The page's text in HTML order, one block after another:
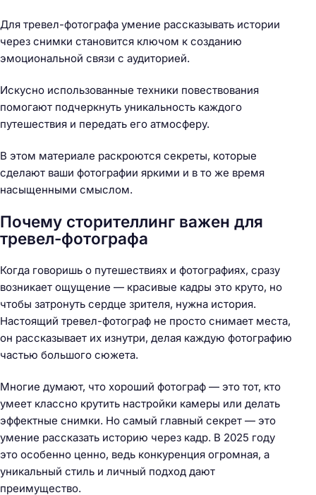
Для тревел-фотографа умение рассказывать истории
через снимки становится ключом к созданию
эмоциональной связи с аудиторией.
Искусно использованные техники повествования
помогают подчеркнуть уникальность каждого
путешествия и передать его атмосферу.
В этом материале раскроются секреты, которые
сделают ваши фотографии яркими и в то же время
насыщенными смыслом.
Почему сторителлинг важен для
тревел-фотографа
Когда говоришь о путешествиях и фотографиях, сразу
возникает ощущение — красивые кадры это круто, но
чтобы затронуть сердце зрителя, нужна история.
Настоящий тревел-фотограф не просто снимает места,
он рассказывает их изнутри, делая каждую фотографию
частью большого сюжета.
Многие думают, что хороший фотограф — это тот, кто
умеет классно крутить настройки камеры или делать
эффектные снимки. Но самый главный секрет — это
умение рассказать историю через кадр. В 2025 году
это особенно ценно, ведь конкуренция огромная, а
уникальный стиль и личный подход дают
преимущество.